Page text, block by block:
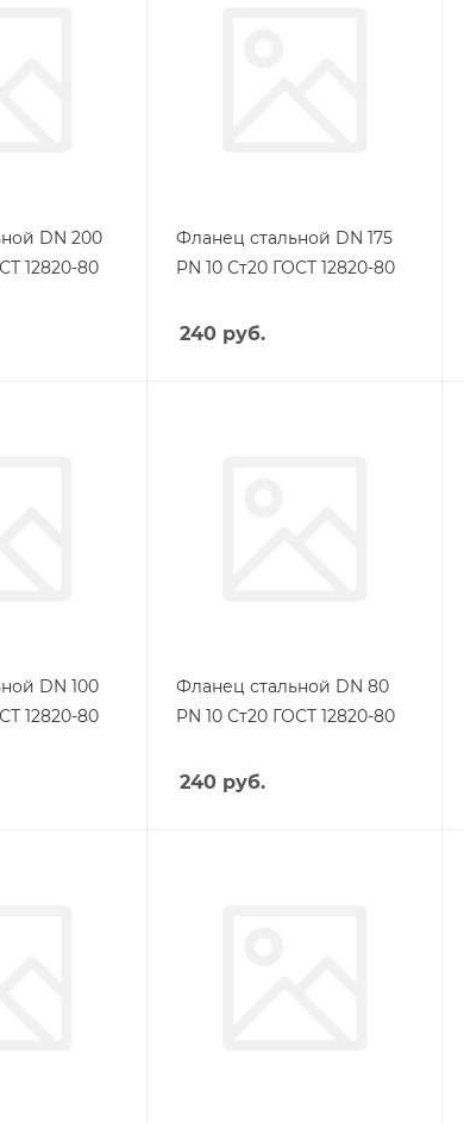
DN 200
12820-80
Фланец стальной DN 175
PN 10 Ст20 ГОСТ 12820-80
240руб.
DN 100
12820-80
Фланец стальной DN 80
PN 10 Ст20 ГОСТ 12820-80
240руб.